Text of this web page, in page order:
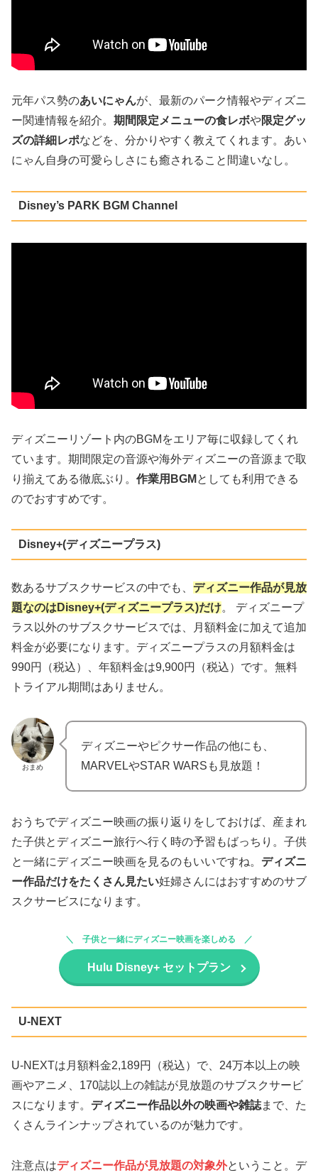
元年パス勢のあいにゃんが、最新のパーク情報やディズニ
ー関連情報を紹介。 期間限定メニューの食レボや限定グッ
ズの詳細レポなどを、分かりやすく教えてくれます。あい
にゃん自身の可愛らしさにも癒されること間違いなし。
Disney’s PARK BGM Channel
ディズニーリゾート内のBGMをエリア毎に収録してくれ
ています。期間限定の音源や海外ディズニーの音源まで取
り揃えてある徹底ぶり。 作業用BGM としても利用できる
のでおすすめです。
Disney+(ディズニープラス)
数あるサブスクサービスの中でも、 ディズニー作品が見放
題なのはDisney+(ディズニープラス)だけ。 ディズニープ
ラス以外のサブスクサービスでは、月額料金に加えて追加
料金が必要になります。ディズニープラスの月額料金は
990円（税込）、年額料金は9,900円（税込）です。無料
トライアル期間はありません。
おまめ
ディズニーやピクサー作品の他にも、
MARVELやSTAR WARSも見放題！
おうちでディズニー映画の振り返りをしておけば、産まれ
た子供とディズニー旅行へ行く時の予習もばっちり。子供
と一緒にディズニー映画を見るのもいいですね。 ディズニ
ー作品だけをたくさん見たい妊婦さんにはおすすめのサブ
スクサービスになります。
子供と一緒にディズニー映画を楽しめる
Hulu Disney+ セットプラン
U-NEXT
U-NEXTは月額料金2,189円（税込）で、24万本以上の映
画やアニメ、170誌以上の雑誌が見放題のサブスクサービ
スになります。 ディズニー作品以外の映画や雑誌まで、た
くさんラインナップされているのが魅力です。
注意点はディズニー作品が見放題の対象外ということ。デ